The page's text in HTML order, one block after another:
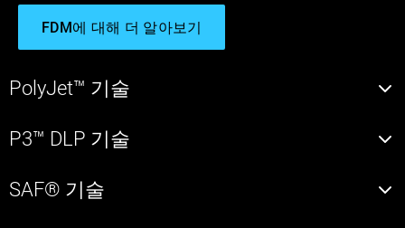
FDM에 대해 더 알아보기
PolyJet™ 기술
P3™ DLP 기술
SAF® 기술